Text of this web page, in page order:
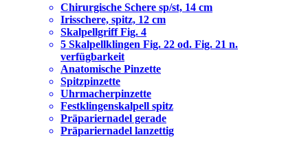
Chirurgische Schere sp/st, 14 cm
Irisschere, spitz, 12 cm
Skalpellgriff Fig. 4
5 Skalpellklingen Fig. 22 od. Fig. 21 n.
verfügbarkeit
Anatomische Pinzette
Spitzpinzette
Uhrmacherpinzette
Festklingenskalpell spitz
Präpariernadel gerade
Präpariernadel lanzettig